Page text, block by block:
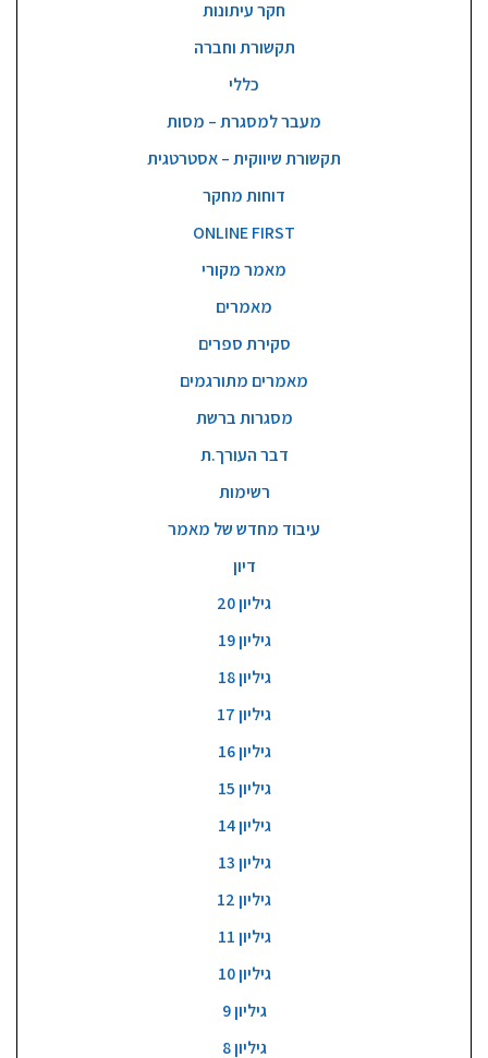
חקר עיתונות
תקשורת וחברה
כללי
מעבר למסגרת – מסות
תקשורת שיווקית – אסטרטגית
דוחות מחקר
ONLINE FIRST
מאמר מקורי
מאמרים
סקירת ספרים
מאמרים מתורגמים
מסגרות ברשת
דבר העורך.ת
רשימות
עיבוד מחדש של מאמר
דיון
גיליון 20
גיליון 19
גיליון 18
גיליון 17
גיליון 16
גיליון 15
גיליון 14
גיליון 13
גיליון 12
גיליון 11
גיליון 10
גיליון 9
גיליון 8